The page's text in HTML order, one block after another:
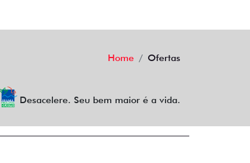
Home Ofertas
Desacelere. Seu bem maior é a vida.